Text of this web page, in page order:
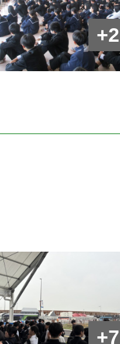
+2
+7